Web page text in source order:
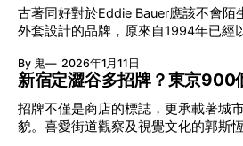
1906年於巴黎芳登廣場創立以來，
求文化傳承與創新。展覽以5個主題
子，以及訴說時間的珠寶。每個主題
主題，引導觀眾在欣賞工藝同時產生
工藝上的極致追求。 橋上的永恆約會 展覽以Alfred Van Cleef
與Estelle Arpels的愛情為序幕，奠定
覽以此為序曲，精選展出Patrimony典
大主題展區，彰顯世家的核心價值。
Arpels推出Pont des Amoureux腕錶，
系列腕錶。一對戀人在巴黎石橋緩緩
擁而吻。雙逆跳機芯精準驅動這場機
古著同好對於Eddie Bauer應該不會陌
外套設計的品牌，原來自1994年已經
日本所有實體店，轉為以網店模式經
株式會社水甚與伊藤忠商事重新接掌
吉祥寺重開旗艦店，早前又接二連三
Crossover，新一年，相信Eddie
エディー・バウアー: Eddie Bauer公
By 鬼 2026年1月11日
新宿定澀谷多招牌？東京900
招牌不僅是商店的標誌，更承載著城
貌。喜愛街道觀察及視覺文化的郭斯